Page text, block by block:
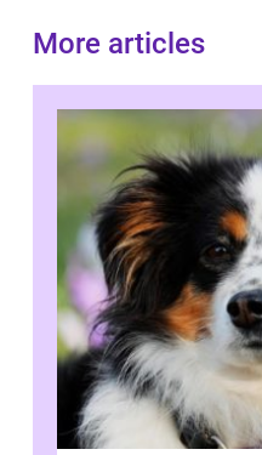
More articles